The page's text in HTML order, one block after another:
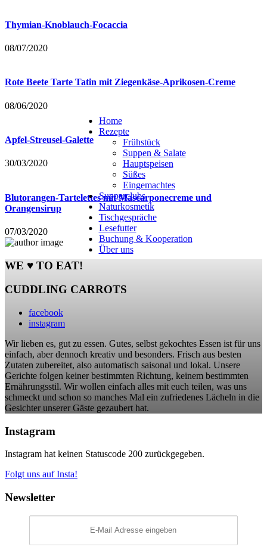
Home
Rezepte
Frühstück
Suppen & Salate
Hauptspeisen
Süßes
Eingemachtes
Supperclubs
Naturkosmetik
Tischgespräche
Lesefutter
Buchung & Kooperation
Über uns
Thymian-Knoblauch-Focaccia
08/07/2020
Rote Beete Tarte Tatin mit Ziegenkäse-Aprikosen-Creme
08/06/2020
Apfel-Streusel-Galette
30/03/2020
Blutorangen-Tartelettes mit Mascarponecreme und
Orangensirup
07/03/2020
WE ♥ TO EAT!
CUDDLING CARROTS
facebook
instagram
Wir lieben es, gut zu essen. Gutes, selbst gekochtes Essen ist für uns
einfach, aber dennoch kreativ und besonders. Frisch aus besten
Zutaten zubereitet, also automatisch saisonal und lokal. Unsere
Gerichte folgen keiner bestimmten Richtung, keinem bestimmten
Ernährungsstil. Wir wollen einfach alles mit euch teilen, was uns
schmeckt und schon so manches Mal ein zufriedenes Lächeln in die
Gesichter unserer Gäste gezaubert hat.
Instagram
Instagram hat keinen Statuscode 200 zurückgegeben.
Folgt uns auf Insta!
Newsletter